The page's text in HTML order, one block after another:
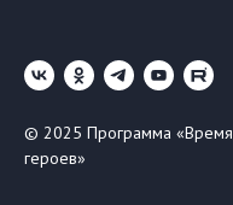
© 2025 Программа «Время
героев»